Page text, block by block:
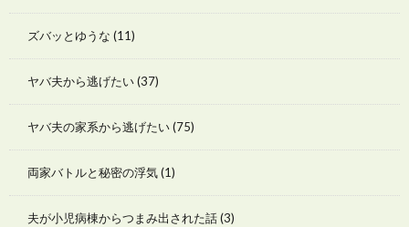
ズバッとゆうな (11)
ヤバ夫から逃げたい(37)
ヤバ夫の家系から逃げたい(75)
両家バトルと秘密の浮気(1)
夫が小児病棟からつまみ出された話(3)